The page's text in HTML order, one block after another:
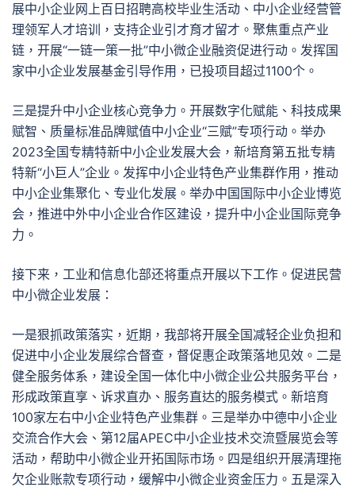
展中小企业网上百日招聘高校毕业生活动、中小企业经营管
理领军人才培训，支持企业引才育才留才。聚焦重点产业
链，开展“一链一策一批”中小微企业融资促进行动。发挥国
家中小企业发展基金引导作用，已投项目超过1100个。
三是提升中小企业核心竞争力。开展数字化赋能、科技成果
赋智、质量标准品牌赋值中小企业“三赋”专项行动。举办
2023全国专精特新中小企业发展大会，新培育第五批专精
特新“小巨人”企业。发挥中小企业特色产业集群作用，推动
中小企业集聚化、专业化发展。举办中国国际中小企业博览
会，推进中外中小企业合作区建设，提升中小企业国际竞争
力。
接下来，工业和信息化部还将重点开展以下工作。促进民营
中小微企业发展：
一是狠抓政策落实，近期，我部将开展全国减轻企业负担和
促进中小企业发展综合督查，督促惠企政策落地见效。二是
健全服务体系，建设全国一体化中小微企业公共服务平台，
形成政策直享、诉求直办、服务直达的服务模式。新培育
100家左右中小企业特色产业集群。三是举办中德中小企业
交流合作大会、第12届APEC中小企业技术交流暨展览会等
活动，帮助中小微企业开拓国际市场。四是组织开展清理拖
欠企业账款专项行动，缓解中小微企业资金压力。五是深入